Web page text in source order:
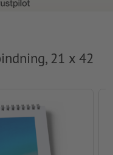
21 x 42